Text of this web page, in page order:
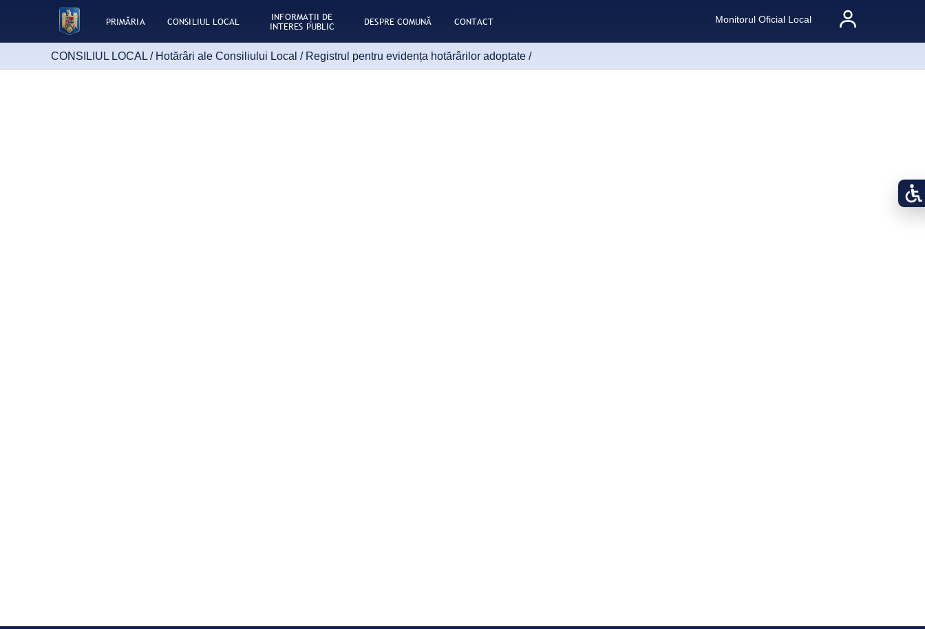
PRIMĂRIA CONSILIUL LOCAL INFORMAŢII DE
INTERES PUBLIC DESPRE COMUNĂ CONTACT Monitorul Oficial Local
CONSILIUL LOCAL / Hotărâri ale Consiliului Local / Registrul pentru evidența hotărârilor adoptate /